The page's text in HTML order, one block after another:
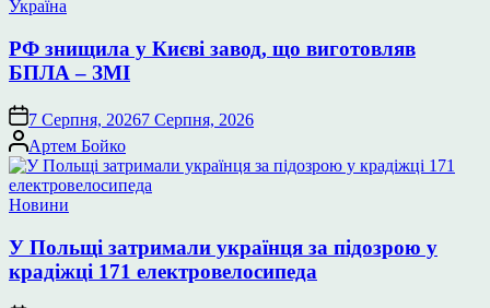
Опублікувати
Україна
РФ знищила у Києві завод, що виготовляв
БПЛА – ЗМІ
7 Серпня, 20267 Серпня, 2026
Опубліковано
Артем Бойко
Опублікувати
Новини
У Польщі затримали українця за підозрою у
крадіжці 171 електровелосипеда